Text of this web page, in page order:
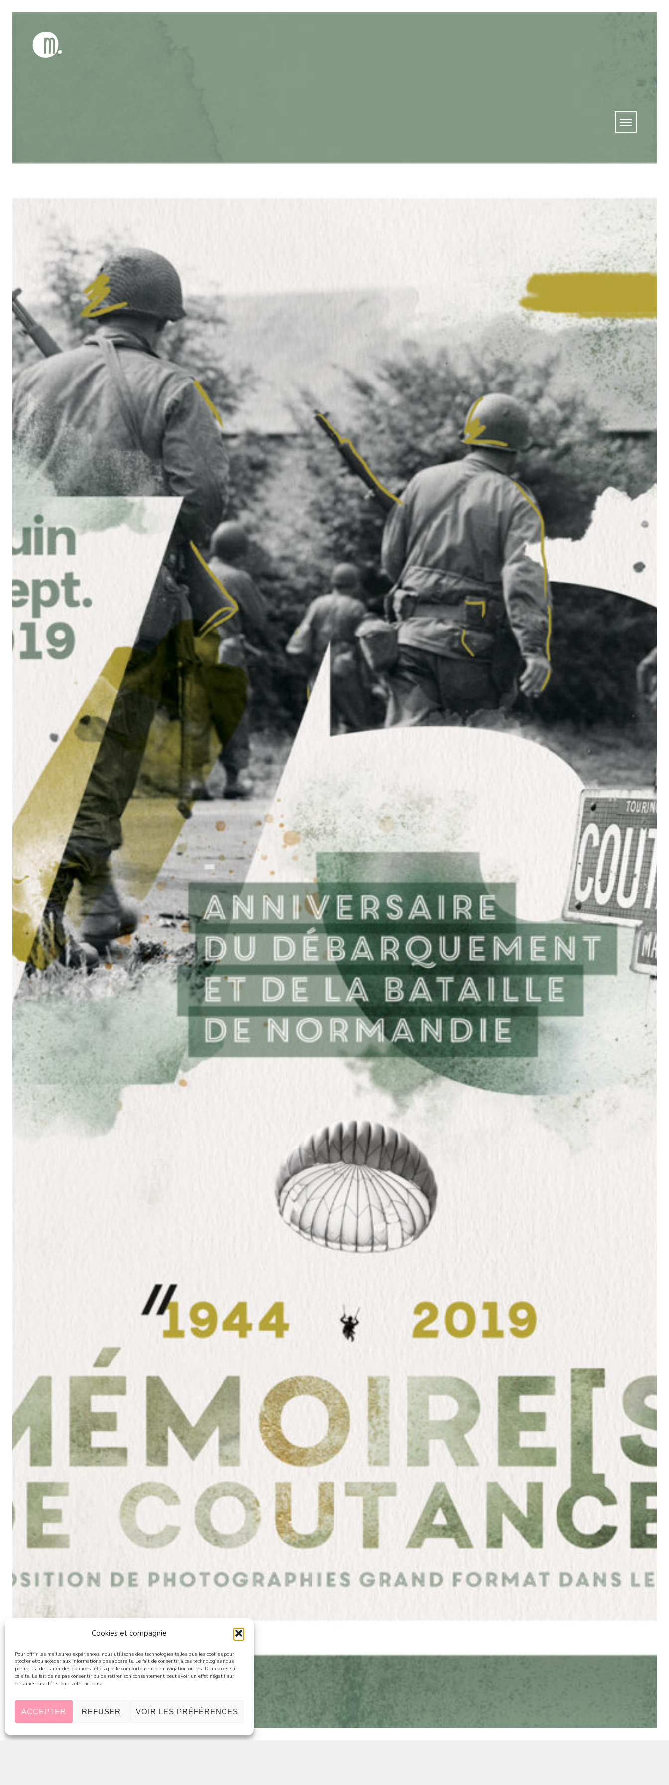
Cookies et compagnie
Pour offrir les meilleures expériences, nous utilisons des technologies telles que les cookies pour
stocker et/ou accéder aux informations des appareils. Le fait de consentir à ces technologies nous
permettra de traiter des données telles que le comportement de navigation ou les ID uniques sur
ce site. Le fait de ne pas consentir ou de retirer son consentement peut avoir un effet négatif sur
certaines caractéristiques et fonctions.
ACCEPTER REFUSER VOIR LES PRÉFÉRENCES